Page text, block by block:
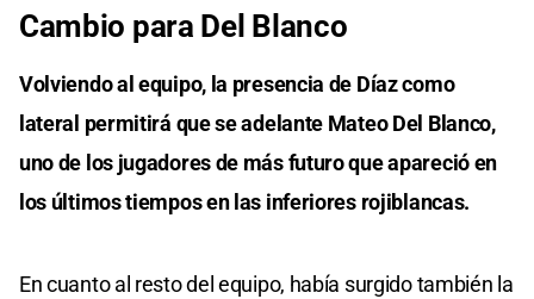
Cambio para Del Blanco
Volviendo al equipo, la presencia de Díaz como
lateral permitirá que se adelante Mateo Del Blanco,
uno de los jugadores de más futuro que apareció en
los últimos tiempos en las inferiores rojiblancas.
En cuanto al resto del equipo, había surgido también la